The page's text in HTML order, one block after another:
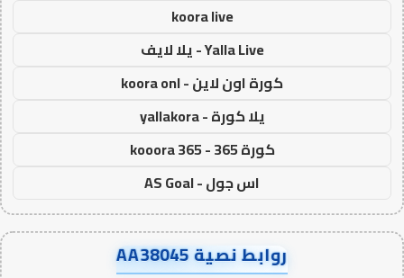
koora live
Yalla Live - يلا لايف
كورة اون لاين - koora onl
يلا كورة - yallakora
كورة 365 - kooora 365
اس جول - AS Goal
روابط نصية AA38045